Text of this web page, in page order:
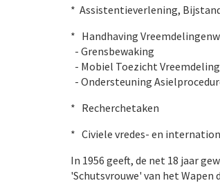
* Assistentieverlening,
* Handhaving
- Grensbewaking
- Mobiel Toezicht
- Ondersteuning
* Recherchetaken
* Civiele vredes- en
In 1956 geeft, de net 18 jaar
'Schutsvrouwe' van het Wapen